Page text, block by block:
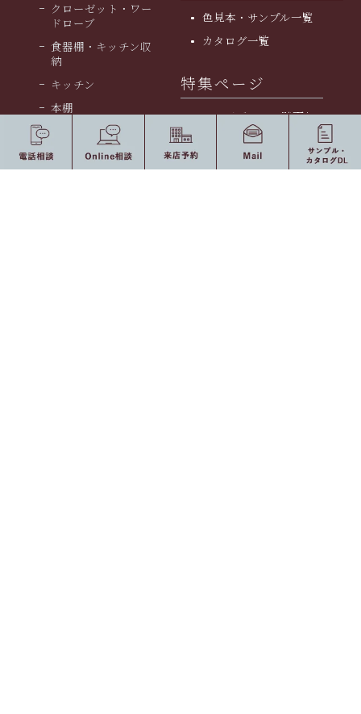
クローゼット・ワー
ドローブ
食器棚・キッチン収
納
キッチン
本棚
洗面化粧台
ドレッサー
色見本・サンプル一覧
カタログ一覧
特集ページ
テレビボード・壁面収
納家具特集
クローゼット特集